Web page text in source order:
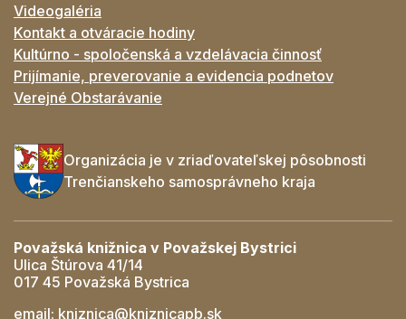
Videogaléria
Kontakt a otváracie hodiny
Kultúrno - spoločenská a vzdelávacia činnosť
Prijímanie, preverovanie a evidencia podnetov
Verejné Obstarávanie
Organizácia je v zriaďovateľskej pôsobnosti
Trenčianskeho samosprávneho kraja
Považská knižnica v Považskej Bystrici
Ulica Štúrova 41/14
017 45 Považská Bystrica
email: kniznica@kniznicapb.sk